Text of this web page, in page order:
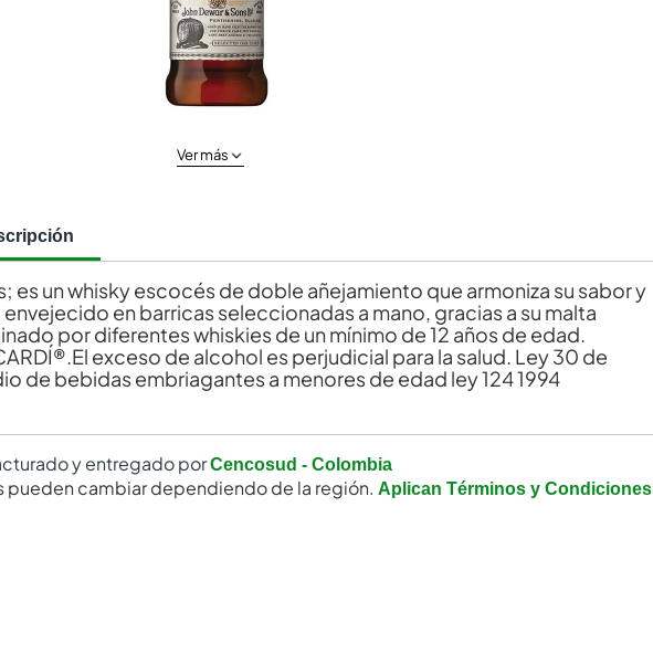
Ver más
es un whisky escocés de doble añejamiento que armoniza su sabor y
en barricas seleccionadas a mano, gracias a su malta
por diferentes whiskies de un mínimo de 12 años de edad.
exceso de alcohol es perjudicial para la salud. Ley 30 de
de bebidas embriagantes a menores de edad ley 124 1994
y entregado porCencosud - Colombia
pueden cambiar dependiendo de la región. Aplican Términos y Condiciones